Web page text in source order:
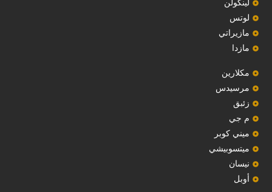
لينكولن
‏لوتس‏
مازيراتي
مازدا
مكلارين
مرسيدس
‏زئبق‏
م جي
ميني كوبر
ميتسوبيشي
نيسان
أوبل